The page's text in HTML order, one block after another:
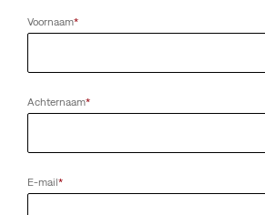
Voornaam*
Achternaam*
E-mail*